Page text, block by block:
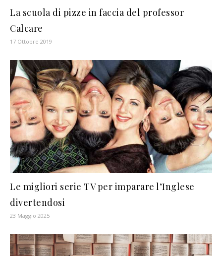
La scuola di pizze in faccia del professor
Calcare
17 Ottobre 2019
Le migliori serie TV per imparare l’Inglese
divertendosi
23 Maggio 2025